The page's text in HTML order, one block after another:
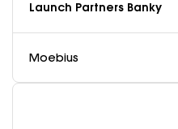
Launch Partners Banky
Moebius